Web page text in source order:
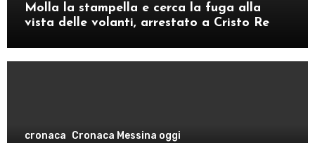
Molla la stampella e cerca la fuga alla
vista delle volanti, arrestato a Cristo Re
cronaca Cronaca Messina oggi